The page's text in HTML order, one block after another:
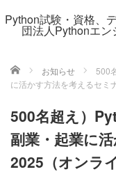
Python試験・資格、
団法人Pythonエ
ホーム お知らせ
500
に活かす方法を考えるセミ
500名超え）
副業・起業に
2025（オンラ